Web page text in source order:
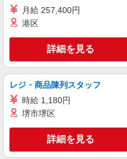
キープ
ケンタッキーフライドチキン 野
カウンター
時＞平日（
時給1200
時給1150円
キープ
月給 257,400円
港区
詳細を見る
レジ・商品陳列スタッフ
時給 1,180円
堺市堺区
詳細を見る